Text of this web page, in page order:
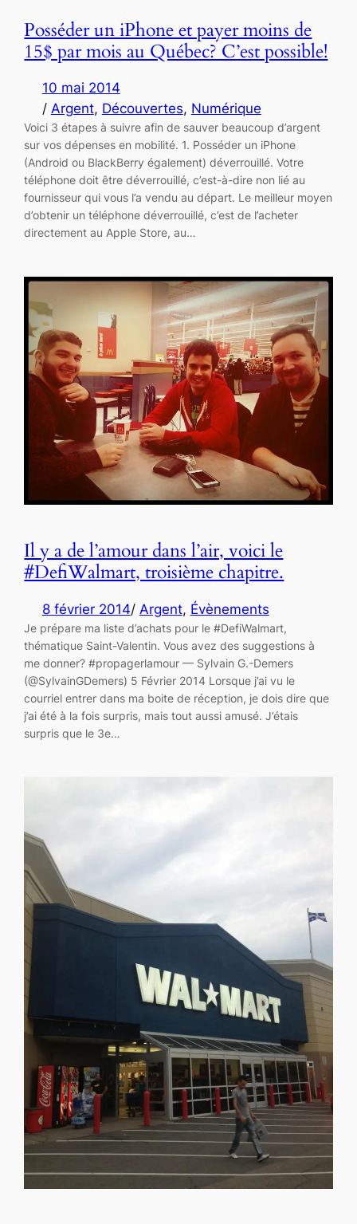
Posséder un iPhone et payer moins de
15$ par mois au Québec? C’est possible!
10 mai 2014
/ Argent, Découvertes, Numérique
Voici 3 étapes à suivre afin de sauver beaucoup d’argent
sur vos dépenses en mobilité. 1. Posséder un iPhone
(Android ou BlackBerry également) déverrouillé. Votre
téléphone doit être déverrouillé, c’est-à-dire non lié au
fournisseur qui vous l’a vendu au départ. Le meilleur moyen
d’obtenir un téléphone déverrouillé, c’est de l’acheter
directement au Apple Store, au…
Il y a de l’amour dans l’air, voici le
#DefiWalmart, troisième chapitre.
8 février 2014/ Argent, Évènements
Je prépare ma liste d’achats pour le #DefiWalmart,
thématique Saint-Valentin. Vous avez des suggestions à
me donner? #propagerlamour — Sylvain G.-Demers
(@SylvainGDemers) 5 Février 2014 Lorsque j’ai vu le
courriel entrer dans ma boite de réception, je dois dire que
j’ai été à la fois surpris, mais tout aussi amusé. J’étais
surpris que le 3e…